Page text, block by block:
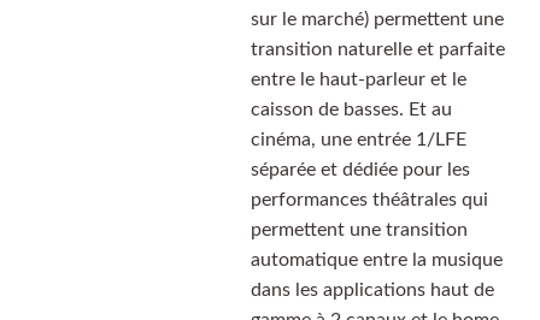
sur le marché) permettent une
transition naturelle et parfaite
entre le haut-parleur et le
caisson de basses. Et au
cinéma, une entrée 1/LFE
séparée et dédiée pour les
performances théâtrales qui
permettent une transition
automatique entre la musique
dans les applications haut de